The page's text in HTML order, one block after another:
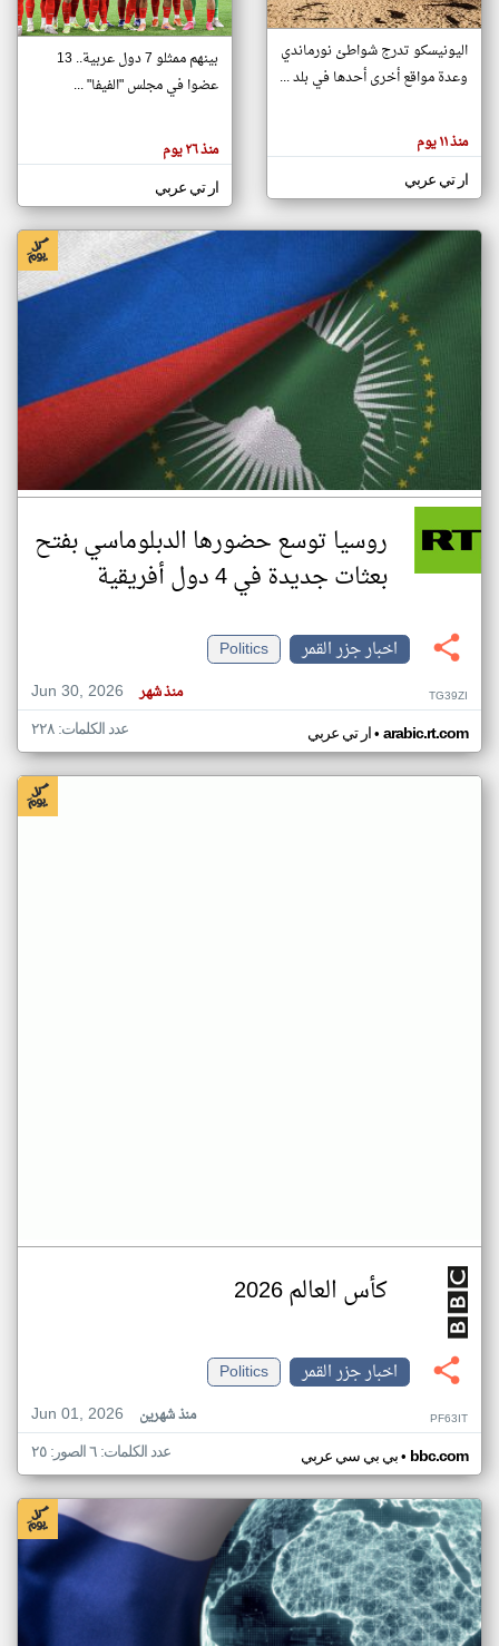
تغيير الدولة
اخبار جزر القمر على مدار الساعة
أهم اخبار جزر القمر العاجلة والمباشرة
هنا عن
وجهة
كاتبيها.
اليونيسكو تدرج شواطئ نورماندي
وعدة مواقع أخرى أحدها في بلد ...
منذ ١١ يوم
ار تي عربي
بينهم ممثلو 7 دول عربية.. 13
عضوا في مجلس "الفيفا" ...
منذ ٢٦ يوم
ار تي عربي
روسيا توسع حضورها الدبلوماسي بفتح
بعثات جديدة في 4 دول أفريقية
اخبار جزر القمر
Politics
Jun 30, 2026
منذ شهر TG39ZI
ار تي عربي• arabic.rt.com عدد الكلمات: ٢٢٨
كأس العالم 2026
اخبار جزر القمر
Politics
Jun 01, 2026
منذ شهرين PF63IT
بي بي سي عربي• bbc.com عدد الكلمات: ٦ الصور: ٢٥
klyoum.com